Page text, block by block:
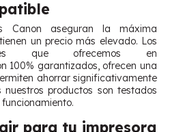
Canon aseguran la máxima
un precio más elevado. Los
que ofrecemos en
100% garantizados, ofrecen una
ahorrar significativamente
nuestros productos son testados
para tu impresora